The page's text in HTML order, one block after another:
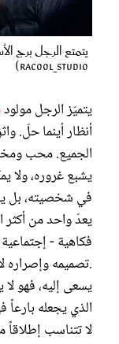
Racool_studio)
يتميّز الرجل مولود
أنظار أينما حلّ.
الجميع. محب
يشبع غروره، ولا
في شخصيته، بل
يعدّ واحد من أكثر
فكاهية -
.تصميمه وإصراره
يسعى إليه، فهو لا
الذي يجعله
لا تتناسب